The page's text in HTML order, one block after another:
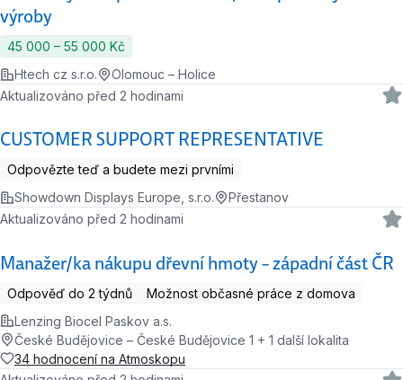
výroby
45 000 ‍–‍ 55 000 Kč
Htech cz s.r.o.
Olomouc – Holice
CUSTOMER SUPPORT REPRESENTATIVE
Aktualizováno před 2 hodinami
Odpovězte teď a budete mezi prvními
Showdown Displays Europe, s.r.o.
Přestanov
Manažer/ka nákupu dřevní hmoty – západní část ČR
Aktualizováno před 2 hodinami
Odpověď do 2 týdnů
Možnost občasné práce z domova
Lenzing Biocel Paskov a.s.
České Budějovice – České Budějovice 1 + 1 další lokalita
34 hodnocení na Atmoskopu